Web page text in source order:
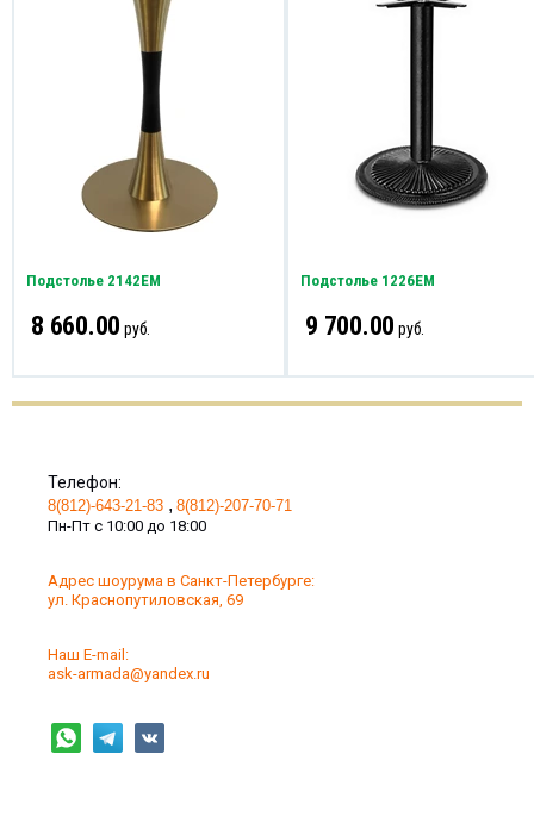
Подстолье 2142EM
8 660.00 руб.
Подстолье 1226EM
9 700.00 руб.
Телефон:
8(812)-643-21-83
8(812)-207-70-71
Пн-Пт с 10:00 до 18:00
Адрес шоурума в Санкт-Петербурге:
ул. Краснопутиловская, 69
Наш Е-mail:
ask-armada@yandex.ru